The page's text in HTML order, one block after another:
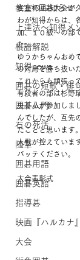
教室のお知らせ
上達法～知得メ
棋譜解説
知得news
囲碁の短歌・俳
囲碁入門
石の死活
随筆
囲碁用語
囲碁英語
指導碁
映画『ハルカナ
大会
雀丘杯囲碁大会が
わが知得からは、
加、１０級～の部
た。
ゆうかちゃんおめ
の対局を勝ち抜い
これからも頑張っ
有段者の部は杉野
央くんが参加しま
んでしたが、互先
たことと思います
人戦が控えていま
バッテください。
大会表彰式